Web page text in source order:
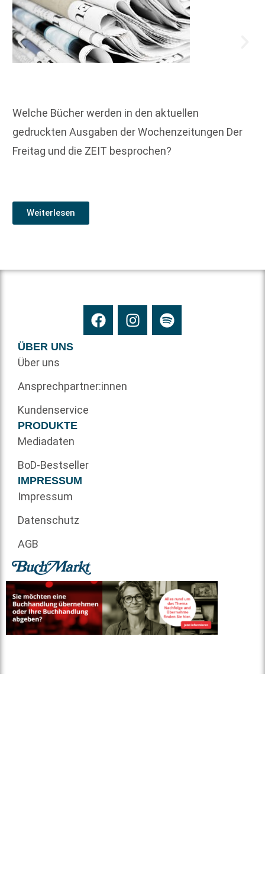
Welche Bücher werden in den aktuellen
gedruckten Ausgaben der Wochenzeitungen Der
Freitag und die ZEIT besprochen?
Weiterlesen
ÜBER UNS
Über uns
Ansprechpartner:innen
Kundenservice
PRODUKTE
Mediadaten
BoD-Bestseller
IMPRESSUM
Impressum
Datenschutz
AGB